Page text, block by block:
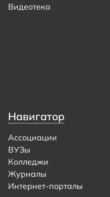
Видеотека
Навигатор
Ассоциации
ВУЗы
Колледжи
Журналы
Интернет-порталы